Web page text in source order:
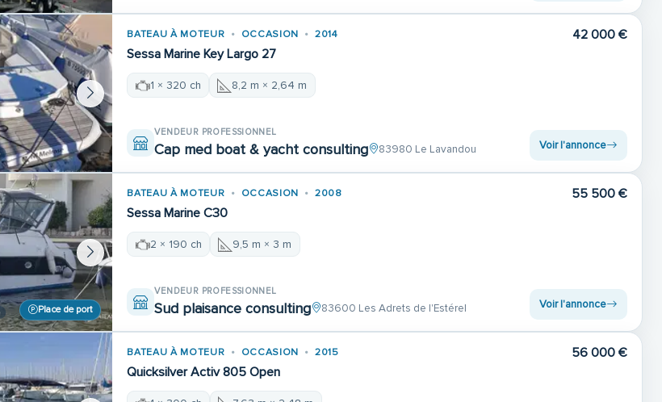
BATEAU À MOTEUR OCCASION 2014
Sessa Marine Key Largo 27
42 000 €
1 × 320 ch 8,2 m × 2,64 m
VENDEUR PROFESSIONNEL
Cap med boat & yacht consulting 83980 Le Lavandou Voir l'annonce
Place de port
BATEAU À MOTEUR OCCASION 2008
Sessa Marine C30
55 500 €
2 × 190 ch 9,5 m × 3 m
VENDEUR PROFESSIONNEL
Sud plaisance consulting 83600 Les Adrets de l'Estérel Voir l'annonce
BATEAU À MOTEUR OCCASION 2015
Quicksilver Activ 805 Open
56 000 €